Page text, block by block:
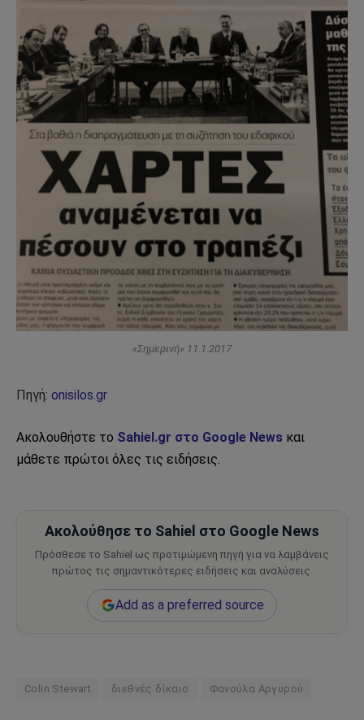
«Σημερινή» 11.1.2017
Πηγή: onisilos.gr
Ακολουθήστε το Sahiel.gr στο Google News και
μάθετε πρώτοι όλες τις ειδήσεις.
Ακολούθησε το Sahiel στο Google News
Πρόσθεσε το Sahiel ως προτιμώμενη πηγή για να λαμβάνεις
πρώτος τις σημαντικότερες ειδήσεις και αναλύσεις.
Add as a preferred source
Colin Stewart διεθνές δίκαιο Φανούλα Αργυρού